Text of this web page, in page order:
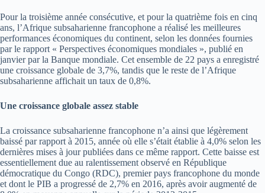
Pour la troisième année consécutive, et pour la quatrième fois en cinq
ans, l’Afrique subsaharienne francophone a réalisé les meilleures
performances économiques du continent, selon les données fournies
par le rapport « Perspectives économiques mondiales », publié en
janvier par la Banque mondiale. Cet ensemble de 22 pays a enregistré
une croissance globale de 3,7%, tandis que le reste de l’Afrique
subsaharienne affichait un taux de 0,8%.
Une croissance globale assez stable
La croissance subsaharienne francophone n’a ainsi que légèrement
baissé par rapport à 2015, année où elle s’était établie à 4,0% selon les
dernières mises à jour publiées dans ce même rapport. Cette baisse est
essentiellement due au ralentissement observé en République
démocratique du Congo (RDC), premier pays francophone du monde
et dont le PIB a progressé de 2,7% en 2016, après avoir augmenté de